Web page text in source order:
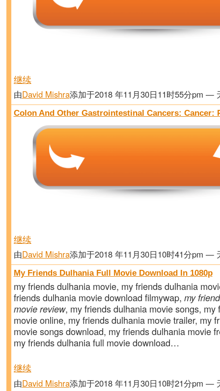
继续
由David Mishra添加于2018 年11月30日11时55分pm —
Colon And Other Gastrointestinal Cancers: Cancer:
继续
由David Mishra添加于2018 年11月30日10时41分pm —
My Friends Dulhania Full Movie Download In 1080p
my friends dulhania movie, my friends dulhania
friends dulhania movie download filmywap, my
movie review, my friends dulhania movie songs, my
movie online, my friends dulhania movie trailer, my
movie songs download, my friends dulhania movie
my friends dulhania full movie download…
继续
由David Mishra添加于2018 年11月30日10时21分pm —